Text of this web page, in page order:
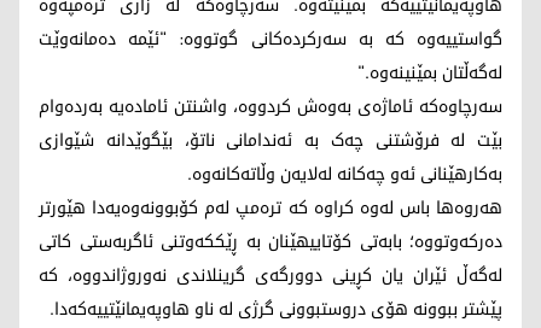
گواستییەوە کە بە سەرکردەکانی گوتووە: "ئێمە دەمانەوێت
لەگەڵتان بمێنینەوە."
سەرچاوەکە ئاماژەی بەوەش کردووە، واشنتن ئامادەیە بەردەوام
بێت لە فرۆشتنی چەک بە ئەندامانی ناتۆ، بێگوێدانە شێوازی
بەکارهێنانی ئەو چەکانە لەلایەن وڵاتەکانەوە.
هەروەها باس لەوە کراوە کە ترەمپ لەم کۆبوونەوەیەدا هێورتر
دەرکەوتووە؛ بابەتی کۆتاییهێنان بە ڕێککەوتنی ئاگربەستی کاتی
لەگەڵ ئێران یان کڕینی دوورگەی گرینلاندی نەوروژاندووە، کە
پێشتر ببوونە هۆی دروستبوونی گرژی لە ناو هاوپەیمانێتییەکەدا.